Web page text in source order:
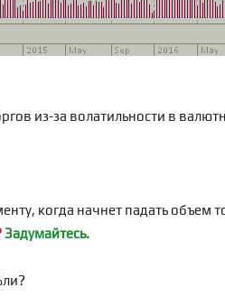
из-за волатильности в
когда начнет падать
Задумайтесь.